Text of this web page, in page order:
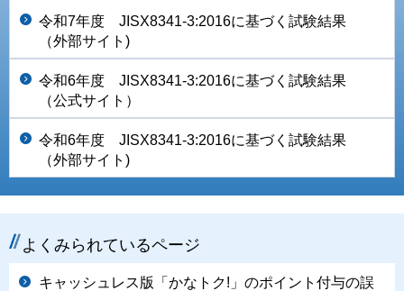
令和7年度 JISX8341-3:2016に基づく試験結果
（外部サイト)
令和6年度 JISX8341-3:2016に基づく試験結果
（公式サイト）
令和6年度 JISX8341-3:2016に基づく試験結果
（外部サイト)
よくみられているページ
キャッシュレス版「かなトク!」のポイント付与の誤